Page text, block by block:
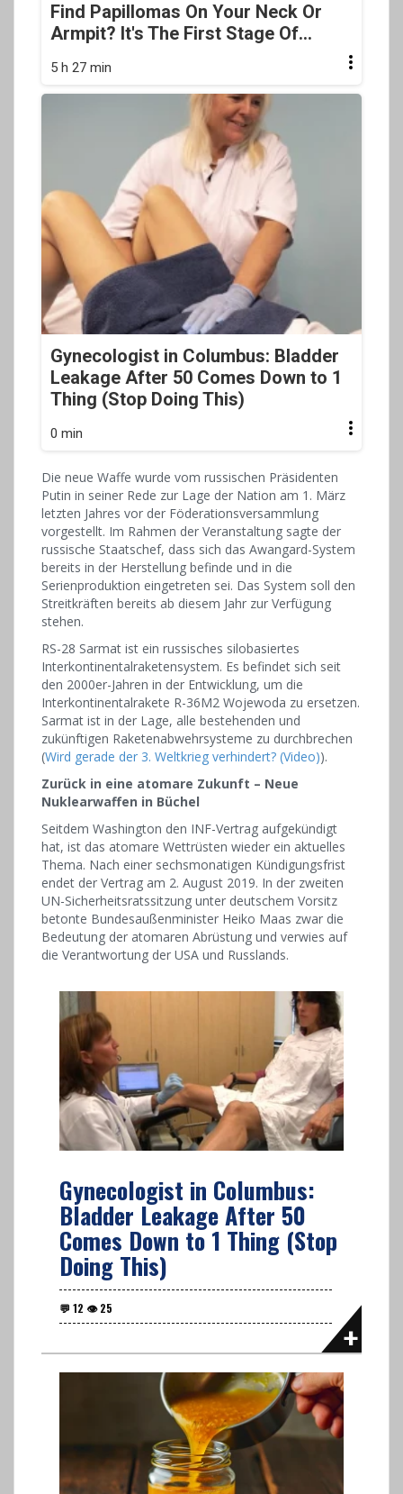
Find Papillomas On Your Neck Or
Armpit? It's The First Stage Of...
5 h 27 min
Gynecologist in Columbus: Bladder
Leakage After 50 Comes Down to 1
Thing (Stop Doing This)
0 min
Die neue Waffe wurde vom russischen Präsidenten
Putin in seiner Rede zur Lage der Nation am 1. März
letzten Jahres vor der Föderationsversammlung
vorgestellt. Im Rahmen der Veranstaltung sagte der
russische Staatschef, dass sich das Awangard-System
bereits in der Herstellung befinde und in die
Serienproduktion eingetreten sei. Das System soll den
Streitkräften bereits ab diesem Jahr zur Verfügung
stehen.
RS-28 Sarmat ist ein russisches silobasiertes
Interkontinentalraketensystem. Es befindet sich seit
den 2000er-Jahren in der Entwicklung, um die
Interkontinentalrakete R-36M2 Wojewoda zu ersetzen.
Sarmat ist in der Lage, alle bestehenden und
zukünftigen Raketenabwehrsysteme zu durchbrechen
(Wird gerade der 3. Weltkrieg verhindert? (Video)).
Zurück in eine atomare Zukunft – Neue
Nuklearwaffen in Büchel
Seitdem Washington den INF-Vertrag aufgekündigt
hat, ist das atomare Wettrüsten wieder ein aktuelles
Thema. Nach einer sechsmonatigen Kündigungsfrist
endet der Vertrag am 2. August 2019. In der zweiten
UN-Sicherheitsratssitzung unter deutschem Vorsitz
betonte Bundesaußenminister Heiko Maas zwar die
Bedeutung der atomaren Abrüstung und verwies auf
die Verantwortung der USA und Russlands.
Gynecologist in Columbus:
Bladder Leakage After 50
Comes Down to 1 Thing (Stop
Doing This)